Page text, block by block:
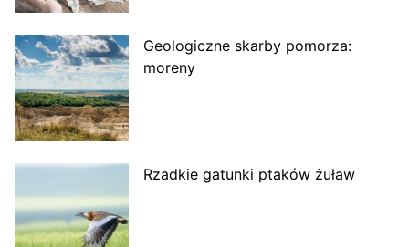
Geologiczne skarby pomorza:
moreny
Rzadkie gatunki ptaków żuław